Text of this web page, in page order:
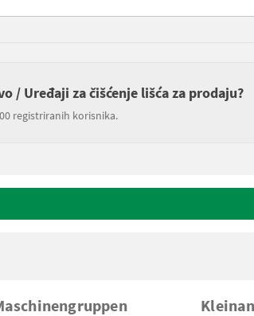
/ Uređaji za čišćenje lišća za prodaju?
registriranih korisnika.